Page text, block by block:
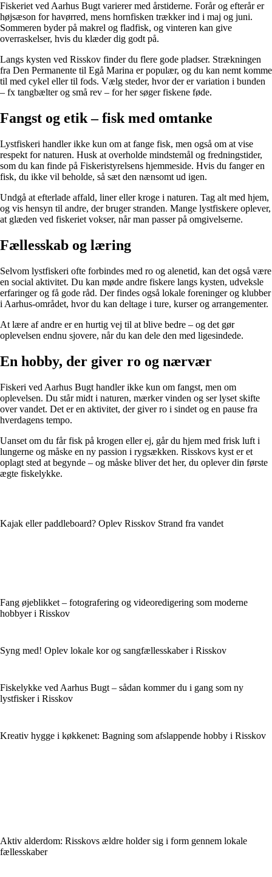
Fiskeriet ved Aarhus Bugt varierer med årstiderne. Forår og efterår er
højsæson for havørred, mens hornfisken trækker ind i maj og juni.
Sommeren byder på makrel og fladfisk, og vinteren kan give
overraskelser, hvis du klæder dig godt på.
Langs kysten ved Risskov finder du flere gode pladser. Strækningen
fra Den Permanente til Egå Marina er populær, og du kan nemt komme
til med cykel eller til fods. Vælg steder, hvor der er variation i bunden
– fx tangbælter og små rev – for her søger fiskene føde.
Fangst og etik – fisk med omtanke
Lystfiskeri handler ikke kun om at fange fisk, men også om at vise
respekt for naturen. Husk at overholde mindstemål og fredningstider,
som du kan finde på Fiskeristyrelsens hjemmeside. Hvis du fanger en
fisk, du ikke vil beholde, så sæt den nænsomt ud igen.
Undgå at efterlade affald, liner eller kroge i naturen. Tag alt med hjem,
og vis hensyn til andre, der bruger stranden. Mange lystfiskere oplever,
at glæden ved fiskeriet vokser, når man passer på omgivelserne.
Fællesskab og læring
Selvom lystfiskeri ofte forbindes med ro og alenetid, kan det også være
en social aktivitet. Du kan møde andre fiskere langs kysten, udveksle
erfaringer og få gode råd. Der findes også lokale foreninger og klubber
i Aarhus-området, hvor du kan deltage i ture, kurser og arrangementer.
At lære af andre er en hurtig vej til at blive bedre – og det gør
oplevelsen endnu sjovere, når du kan dele den med ligesindede.
En hobby, der giver ro og nærvær
Fiskeri ved Aarhus Bugt handler ikke kun om fangst, men om
oplevelsen. Du står midt i naturen, mærker vinden og ser lyset skifte
over vandet. Det er en aktivitet, der giver ro i sindet og en pause fra
hverdagens tempo.
Uanset om du får fisk på krogen eller ej, går du hjem med frisk luft i
lungerne og måske en ny passion i rygsækken. Risskovs kyst er et
oplagt sted at begynde – og måske bliver det her, du oplever din første
ægte fiskelykke.
Kajak eller paddleboard? Oplev Risskov Strand fra vandet
Fang øjeblikket – fotografering og videoredigering som moderne
hobbyer i Risskov
Syng med! Oplev lokale kor og sangfællesskaber i Risskov
Fiskelykke ved Aarhus Bugt – sådan kommer du i gang som ny
lystfisker i Risskov
Kreativ hygge i køkkenet: Bagning som afslappende hobby i Risskov
Aktiv alderdom: Risskovs ældre holder sig i form gennem lokale
fællesskaber